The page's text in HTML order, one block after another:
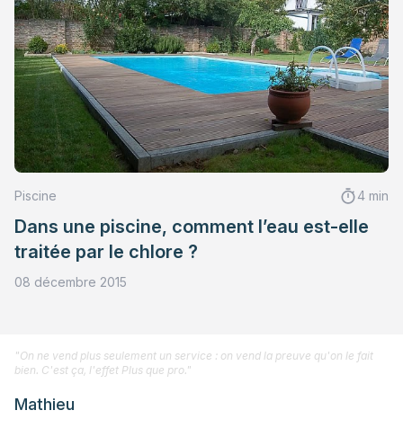
Piscine 4 min
Dans une piscine, comment l’eau est-elle
traitée par le chlore ?
08 décembre 2015
"On ne vend plus seulement un service : on vend la preuve qu'on le fait
bien. C'est ça, l'effet Plus que pro."
Mathieu